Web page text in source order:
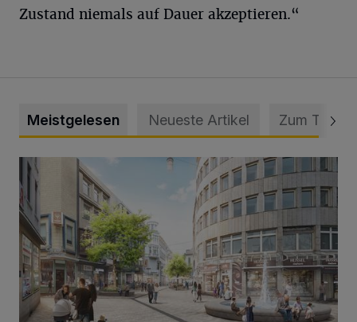
Zustand niemals auf Dauer akzeptieren.“
Meistgelesen Neueste Artikel Zum Thema
Ein neuer Brunnen für die Alte Freiheit